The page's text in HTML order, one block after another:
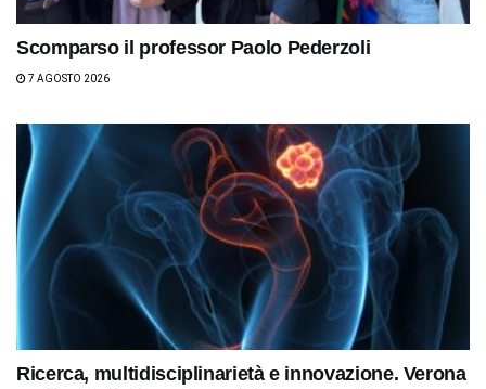
Scomparso il professor Paolo Pederzoli
7 AGOSTO 2026
Ricerca, multidisciplinarietà e innovazione. Verona